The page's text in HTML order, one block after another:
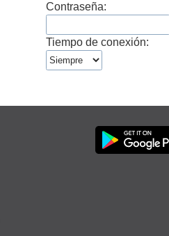
Contraseña:
Tiempo de conexión: